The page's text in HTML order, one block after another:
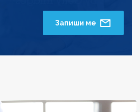
Запиши ме